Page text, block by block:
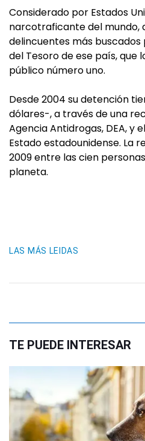
Considerado por Estados
narcotraficante del mundo,
delincuentes más
del Tesoro de ese país, que
público número uno.
Desde 2004 su detención
dólares-, a través de una
Agencia Antidrogas, DEA, y
Estado estadounidense. La
2009 entre las cien
planeta.
LAS MÁS LEIDAS
TE PUEDE INTERESAR